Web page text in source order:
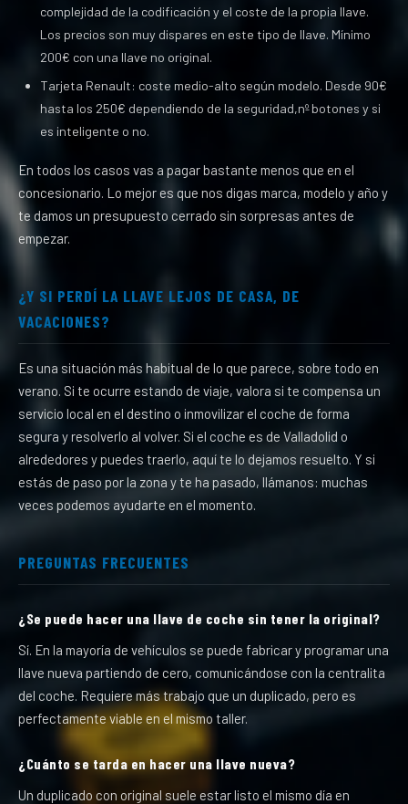
complejidad de la codificación y el coste de la propia llave.
Los precios son muy dispares en este tipo de llave. Mínimo
200€ con una llave no original.
Tarjeta Renault: coste medio-alto según modelo. Desde 90€
hasta los 250€ dependiendo de la seguridad,nº botones y si
es inteligente o no.
En todos los casos vas a pagar bastante menos que en el
concesionario. Lo mejor es que nos digas marca, modelo y año y
te damos un presupuesto cerrado sin sorpresas antes de
empezar.
¿Y SI PERDÍ LA LLAVE LEJOS DE CASA, DE
VACACIONES?
Es una situación más habitual de lo que parece, sobre todo en
verano. Si te ocurre estando de viaje, valora si te compensa un
servicio local en el destino o inmovilizar el coche de forma
segura y resolverlo al volver. Si el coche es de Valladolid o
alrededores y puedes traerlo, aquí te lo dejamos resuelto. Y si
estás de paso por la zona y te ha pasado, llámanos: muchas
veces podemos ayudarte en el momento.
PREGUNTAS FRECUENTES
¿Se puede hacer una llave de coche sin tener la original?
Sí. En la mayoría de vehículos se puede fabricar y programar una
llave nueva partiendo de cero, comunicándose con la centralita
del coche. Requiere más trabajo que un duplicado, pero es
perfectamente viable en el mismo taller.
¿Cuánto se tarda en hacer una llave nueva?
Un duplicado con original suele estar listo el mismo día en